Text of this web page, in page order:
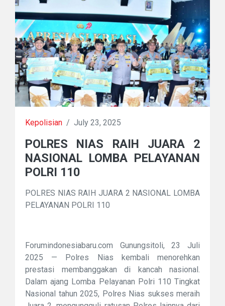
Kepolisian / July 23, 2025
POLRES NIAS RAIH JUARA 2
NASIONAL LOMBA PELAYANAN
POLRI 110
POLRES NIAS RAIH JUARA 2 NASIONAL LOMBA
PELAYANAN POLRI 110
Forumindonesiabaru.com Gunungsitoli, 23 Juli
2025 — Polres Nias kembali menorehkan
prestasi membanggakan di kancah nasional.
Dalam ajang Lomba Pelayanan Polri 110 Tingkat
Nasional tahun 2025, Polres Nias sukses meraih